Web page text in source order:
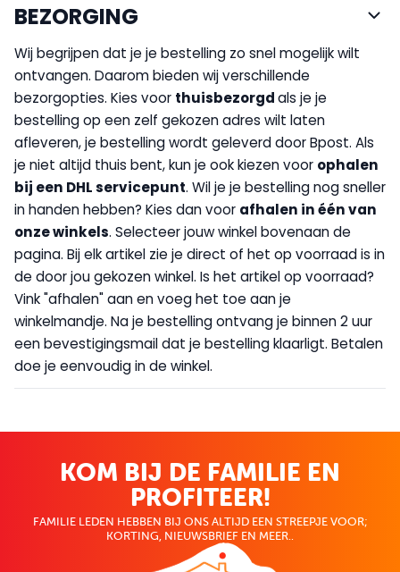
BEZORGING
Wij begrijpen dat je je bestelling zo snel mogelijk wilt
ontvangen. Daarom bieden wij verschillende
bezorgopties. Kies voor thuisbezorgdals je je
bestelling op een zelf gekozen adres wilt laten
afleveren, je bestelling wordt geleverd door Bpost. Als
je niet altijd thuis bent, kun je ook kiezen voor ophalen
bij een DHL servicepunt. Wil je je bestelling nog sneller
in handen hebben? Kies dan voor afhalen in één van
onze winkels. Selecteer jouw winkel bovenaan de
pagina. Bij elk artikel zie je direct of het op voorraad is in
de door jou gekozen winkel. Is het artikel op voorraad?
Vink "afhalen" aan en voeg het toe aan je
winkelmandje. Na je bestelling ontvang je binnen 2 uur
een bevestigingsmail dat je bestelling klaarligt. Betalen
doe je eenvoudig in de winkel.
KOM BIJ DE FAMILIE EN
PROFITEER!
FAMILIE LEDEN HEBBEN BIJ ONS ALTIJD EEN STREEPJE VOOR;
KORTING, NIEUWSBRIEF EN MEER..